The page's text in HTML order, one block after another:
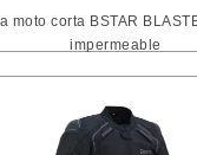
moto corta BSTAR
impermeable